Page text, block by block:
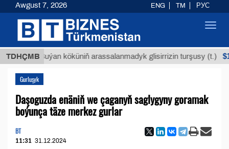
TDHÇMB
Buýan köküniň arassalanmadyk glisirrizin turşusy (t.)
Gurluşyk
Daşoguzda enäniň we çaganyň saglygyny goramak
boýunça täze merkez gurlar
BT
11:31 31.12.2024
Awgust 7, 2026 ENG TM РУС